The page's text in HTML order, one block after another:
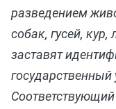
разведением
собак, гусей,
заставят
государственный